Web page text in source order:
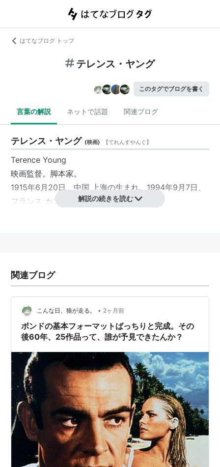
はてなブログ トップ
テレンス・ヤング
このタグでブログを書く
言葉の解説 ネットで話題 関連ブログ
テレンス・ヤング (映画) 【てれんすやんぐ】
Terence Young
映画監督。 脚本家。
1915年6月20日、中国 上海の生まれ。1994年9月7日、
フランス カンヌ で死去。
解説の続きを読む
関連ブログ
こんな日、狼が走る。 • 2ヶ月前
ボンドの基本フォーマットばっちりと完成。その
後60年、25作品って、誰が予見できたんか？